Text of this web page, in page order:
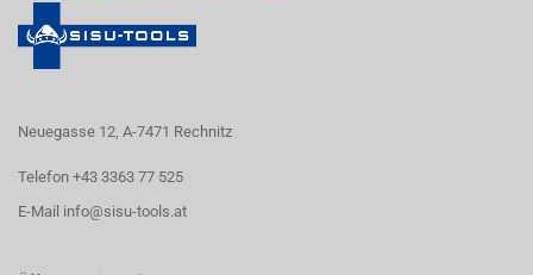
Neuegasse 12, A-7471 Rechnitz
Telefon +43 3363 77 525
E-Mail info@sisu-tools.at